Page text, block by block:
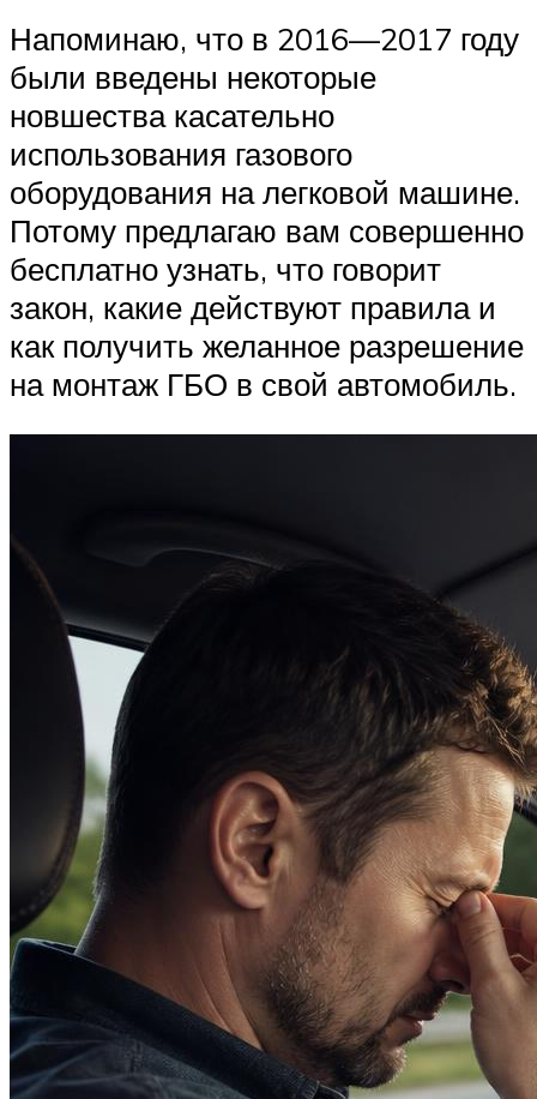
Напоминаю, что в 2016—2017 году
были введены некоторые
новшества касательно
использования газового
оборудования на легковой машине.
Потому предлагаю вам совершенно
бесплатно узнать, что говорит
закон, какие действуют правила и
как получить желанное разрешение
на монтаж ГБО в свой автомобиль.